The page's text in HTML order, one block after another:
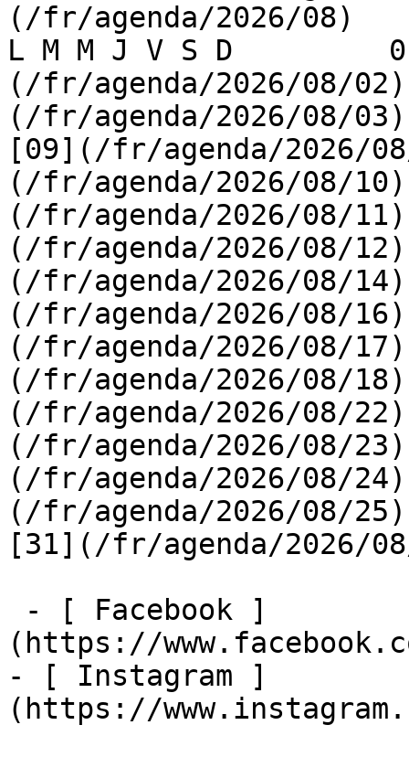
(/fr/agenda/2026/08)
L M M J V S D
(/fr/agenda/2026/08/
(/fr/agenda/2026/08/
[09](/fr/agenda/2026/
(/fr/agenda/2026/08/
(/fr/agenda/2026/08/
(/fr/agenda/2026/08/
(/fr/agenda/2026/08/
(/fr/agenda/2026/08/
(/fr/agenda/2026/08/
(/fr/agenda/2026/08/
(/fr/agenda/2026/08/
(/fr/agenda/2026/08/
(/fr/agenda/2026/08/
(/fr/agenda/2026/08/
[31](/fr/agenda/
(https://
- [ Instagram ]
(https://